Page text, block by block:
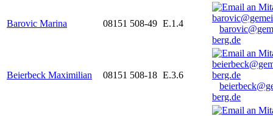
Barovic Marina 08151 508-49 E.1.4
berg.de
Beierbeck Maximilian 08151 508-18 E.3.6
berg.de